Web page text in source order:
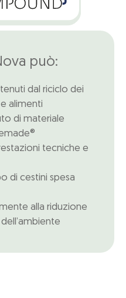
può:
dal riciclo dei
alimenti
di materiale
tecniche e
di cestini spesa
alla riduzione